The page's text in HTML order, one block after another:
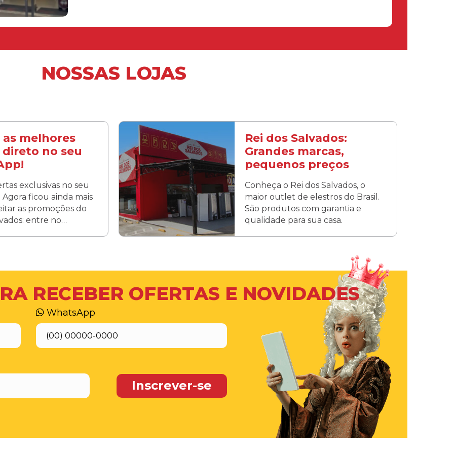
NOSSAS LOJAS
as melhores
no seu
exclusivas no seu
ficou ainda mais
as promoções do
entre no…
Rei dos Salvados:
Grandes marcas,
pequenos preços
Conheça o Rei dos Salvados, o
maior outlet de elestros do Brasil.
São produtos com garantia e
qualidade para sua casa.
RECEBER OFERTAS E NOVIDADES
WhatsApp